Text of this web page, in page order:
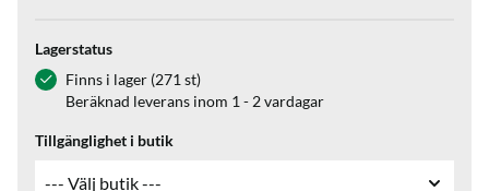
Lagerstatus
Finns i lager (271 st)
Beräknad leverans inom 1 - 2 vardagar
Tillgänglighet i butik